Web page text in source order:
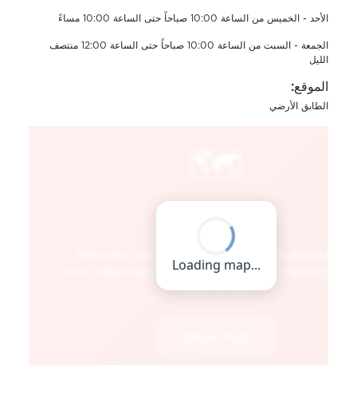
الأحد - الخميس من الساعة 10:00 صباحاً حتى الساعة 10:00 مساءً
الجمعة - السبت من الساعة 10:00 صباحاً حتى الساعة 12:00 منتصف
الليل
الموقع:
الطابق الأرضي